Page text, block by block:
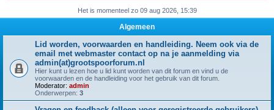
Het is momenteel zo 09 aug 2026, 15:39
Algemeen
Lid worden, voorwaarden en handleiding. Neem ook via de
email met webmaster contact op na je aanmelding via
admin(at)grootspoorforum.nl
Hier kunt u lezen hoe u lid kunt worden van dit forum en vind u de
voorwaarden en de handleiding voor het gebruik van dit forum.
Moderator: admin
Onderwerpen: 3